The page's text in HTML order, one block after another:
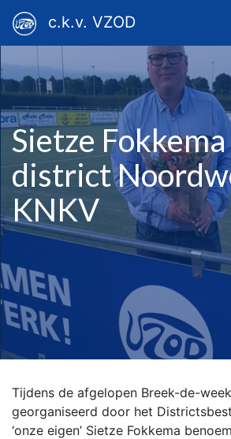
c.k.v. VZOD
Sietze
district
KNKV
Tijdens de afgelopen Breek-de-
georganiseerd door het
‘onze eigen’ Sietze Fokkema